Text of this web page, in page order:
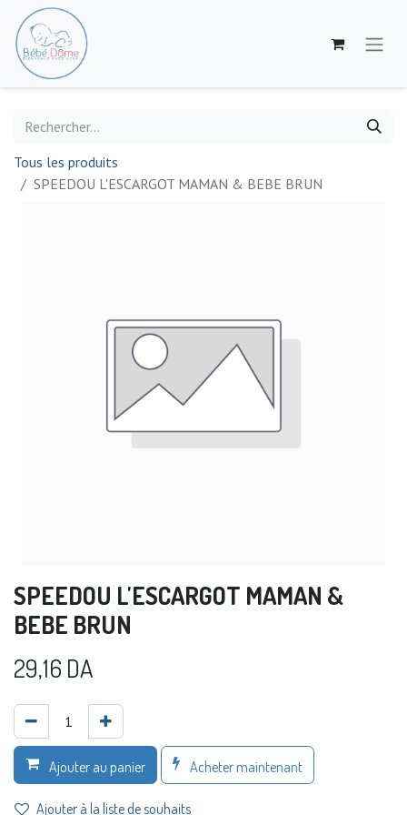
Tous les produits
SPEEDOU L'ESCARGOT MAMAN & BEBE BRUN
SPEEDOU L'ESCARGOT MAMAN &
BEBE BRUN
29,16 DA
Ajouter au panier Acheter maintenant
Ajouter à la liste de souhaits